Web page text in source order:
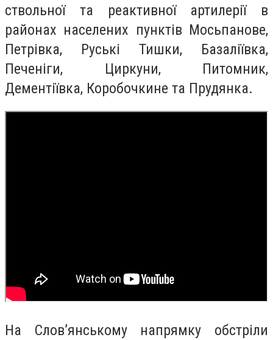
ствольної та реактивної артилерії в
районах населених пунктів Мосьпанове,
Петрівка, Руські Тишки, Базаліївка,
Печеніги, Циркуни, Питомник,
Дементіївка, Коробочкине та Прудянка.
На Слов’янському напрямку обстріли